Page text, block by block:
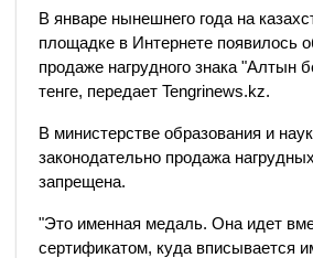
В январе нынешнего года на
площадке в Интернете появилось
продаже нагрудного знака "Алтын
тенге, передает Tengrinews.kz.
В министерстве образования и
законодательно продажа
запрещена.
"Это именная медаль. Она идет
сертификатом, куда вписывается